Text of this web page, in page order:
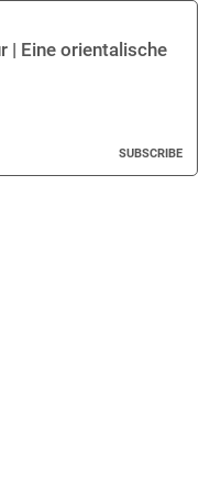
| Eine orientalische
SUBSCRIBE